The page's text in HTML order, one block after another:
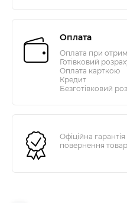
Оплата
Оплата при
Готівковий
Оплата карткою
Кредит
Безготівковий
Офіційна
повернення